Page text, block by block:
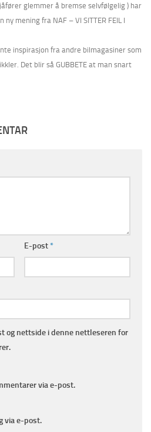
glemmer å bremse selvfølgelig ) har
ny mening fra NAF – VI SITTER FEIL I
inspirasjon fra andre bilmagasiner som
Det blir så GUBBETE at man snart
E-post*
og nettside i denne nettleseren for
via e-post.
via e-post.